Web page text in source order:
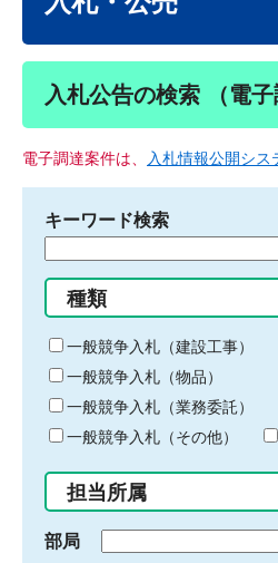
入札公告の検索 （電子
電子調達案件は、 入札情報公開シス
キーワード検索
る
キ
ー
ワ
ー
ド
入
力
種類
一般競争入札（建設工事）
一般競争入札（物品）
一般競争入札（業務委託）
一般競争入札（その他）
担当所属
部局